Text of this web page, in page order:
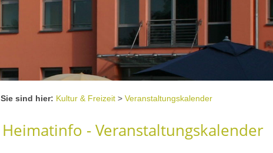
Sie sind hier: Kultur & Freizeit > Veranstaltungskalender
Heimatinfo - Veranstaltungskalender